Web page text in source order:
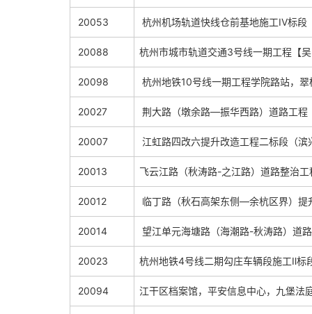
20053 杭州机场轨道快线仓前基地施工IV标段
20088 杭州市城市轨道交通3号线一期工程【
20098 杭州地铁10号线一期工程学院路站，
20027 荆大路（墩余路—振华西路）道路工程
20007 江虹路四改六提升改造工程二标段（滨
20013 飞云江路（秋涛路-之江路）道路整治
20012 临丁路（秋石高架东侧—余杭区界）
20014 望江单元海塘路（海潮路-秋涛路）道
20023 杭州地铁4号线二期勾庄车辆段施工Ⅱ标
20094 江干区档案馆，平安信息中心，九堡法